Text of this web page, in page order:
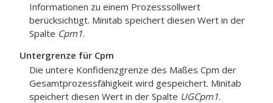
Informationen zu einem Prozesssollwert
berücksichtigt. Minitab speichert diesen Wert in der
Spalte Cpm1.
Untergrenze für Cpm
Die untere Konfidenzgrenze des Maßes Cpm der
Gesamtprozessfähigkeit wird gespeichert. Minitab
speichert diesen Wert in der Spalte UGCpm1.